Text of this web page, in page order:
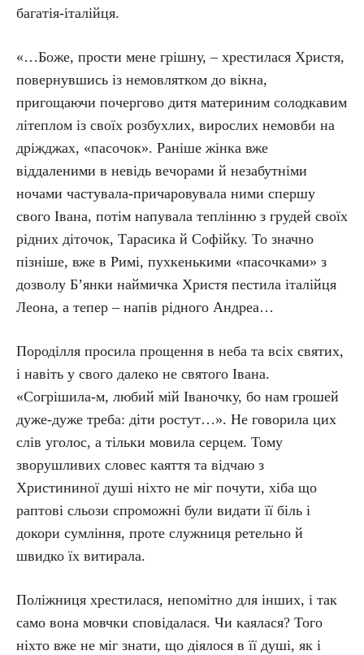
багатія-італійця.
«…Боже, прости мене грішну, – хрестилася Христя,
повернувшись із немовлятком до вікна,
пригощаючи почергово дитя материним солодкавим
літеплом із своїх розбухлих, вирослих немовби на
дріжджах, «пасочок». Раніше жінка вже
віддаленими в невідь вечорами й незабутніми
ночами частувала-причаровувала ними спершу
свого Івана, потім напувала теплінню з грудей своїх
рідних діточок, Тарасика й Софійку. То значно
пізніше, вже в Римі, пухкенькими «пасочками» з
дозволу Б’янки наймичка Христя пестила італійця
Леона, а тепер – напів рідного Андреа…
Породілля просила прощення в неба та всіх святих,
і навіть у свого далеко не святого Івана.
«Согрішила-м, любий мій Іваночку, бо нам грошей
дуже-дуже треба: діти ростут…». Не говорила цих
слів уголос, а тільки мовила серцем. Тому
зворушливих словес каяття та відчаю з
Христининої душі ніхто не міг почути, хіба що
раптові сльози спроможні були видати її біль і
докори сумління, проте служниця ретельно й
швидко їх витирала.
Поліжниця хрестилася, непомітно для інших, і так
само вона мовчки сповідалася. Чи каялася? Того
ніхто вже не міг знати, що діялося в її душі, як і